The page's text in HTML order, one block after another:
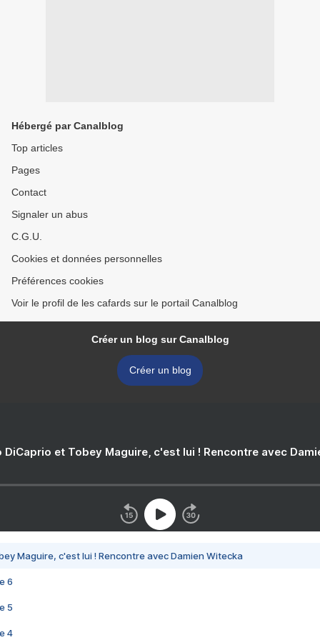
Hébergé par Canalblog
Top articles
Pages
Contact
Signaler un abus
C.G.U.
Cookies et données personnelles
Préférences cookies
Voir le profil de les cafards sur le portail Canalblog
Créer un blog sur Canalblog
Créer un blog
DiCaprio et Tobey Maguire, c'est lui ! Rencontre avec
Maguire, c'est lui ! Rencontre avec Damien Witecka
6
5
4